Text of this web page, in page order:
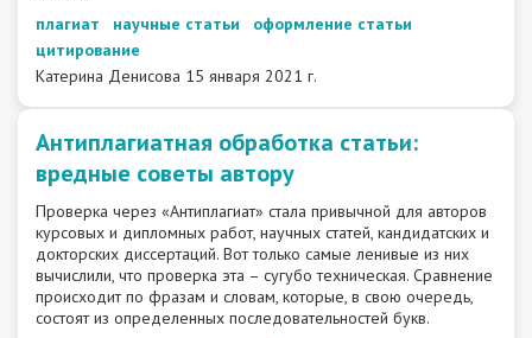
плагиат
научные статьи
оформление статьи
цитирование
Катерина Денисова 15 января 2021 г.
Антиплагиатная обработка статьи:
вредные советы автору
Проверка через «Антиплагиат» стала привычной для авторов
курсовых и дипломных работ, научных статей, кандидатских и
докторских диссертаций. Вот только самые ленивые из них
вычислили, что проверка эта – сугубо техническая. Сравнение
происходит по фразам и словам, которые, в свою очередь,
состоят из определенных последовательностей букв.